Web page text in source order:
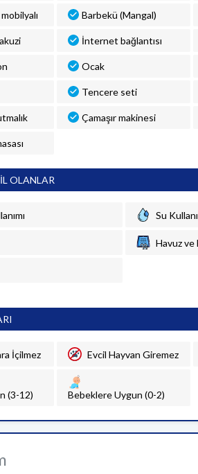
Barbekü (Mangal)
İnternet bağlantısı
Ocak
Tencere seti
Çamaşır makinesi
OLANLAR
Su
Havuz ve
İçilmez Evcil Hayvan Giremez
(3-12) Bebeklere Uygun (0-2)